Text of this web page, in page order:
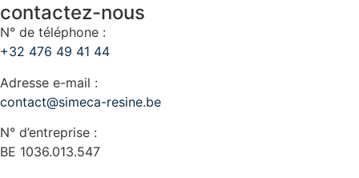
contactez-nous
N° de téléphone :
+32 476 49 41 44
Adresse e-mail :
contact@simeca-resine.be
N° d’entreprise :
BE 1036.013.547